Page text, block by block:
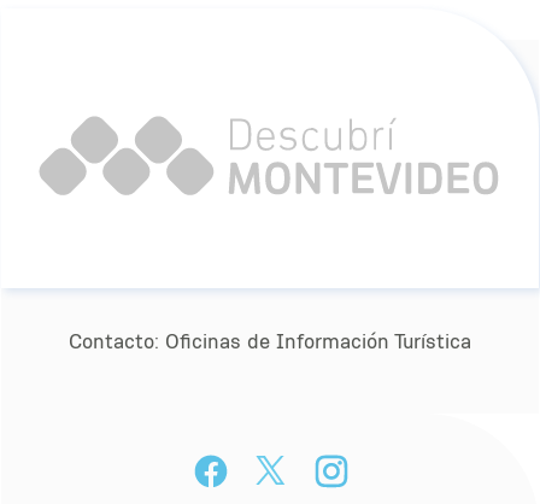
Contacto: Oﬁcinas de Información Turística